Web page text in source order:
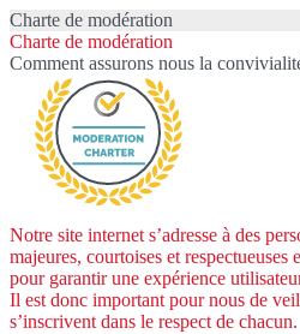
Charte de modération
Charte de modération
Comment assurons nous la
Notre site internet s’adresse à des
majeures, courtoises et respectueuses
pour garantir une expérience
Il est donc important pour nous de
s’inscrivent dans le respect de chacun.